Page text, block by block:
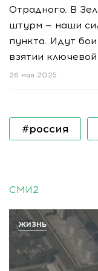
Отрадного. В
штурм — наши
пункта. Идут
взятии
26 мая 2025
#россия
СМИ2
ЖИЗНЬ